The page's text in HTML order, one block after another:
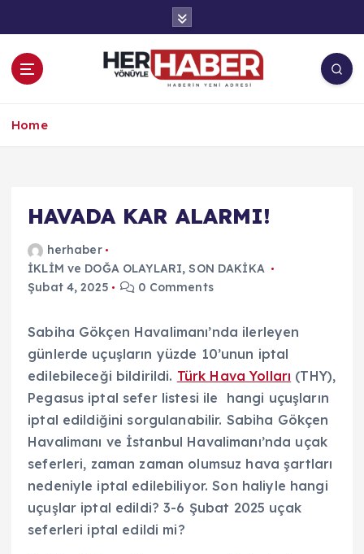
Home
HAVADA KAR ALARMI!
herhaber
İKLİM ve DOĞA OLAYLARI,SON DAKİKA
Şubat 4, 2025
0 Comments
Sabiha Gökçen Havalimanı’nda ilerleyen
günlerde uçuşların yüzde 10’unun iptal
edilebileceği bildirildi. Türk Hava Yolları (THY),
Pegasus iptal sefer listesi ile hangi uçuşların
iptal edildiğini sorgulanabilir. Sabiha Gökçen
Havalimanı ve İstanbul Havalimanı’nda uçak
seferleri, zaman zaman olumsuz hava şartları
nedeniyle iptal edilebiliyor. Son haliyle hangi
uçuşlar iptal edildi? 3-6 Şubat 2025 uçak
seferleri iptal edildi mi?